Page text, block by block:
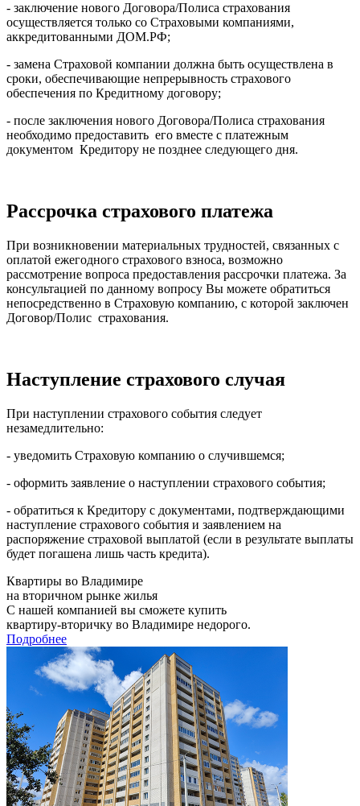
- заключение нового Договора/Полиса страхования
осуществляется только со Страховыми компаниями,
аккредитованными ДОМ.РФ;
- замена Страховой компании должна быть осуществлена в
сроки, обеспечивающие непрерывность страхового
обеспечения по Кредитному договору;
- после заключения нового Договора/Полиса страхования
необходимо предоставить его вместе с платежным
документом Кредитору не позднее следующего дня.
Рассрочка страхового платежа
При возникновении материальных трудностей, связанных с
оплатой ежегодного страхового взноса, возможно
рассмотрение вопроса предоставления рассрочки платежа. За
консультацией по данному вопросу Вы можете обратиться
непосредственно в Страховую компанию, с которой заключен
Договор/Полис страхования.
Наступление страхового случая
При наступлении страхового события следует
незамедлительно:
- уведомить Страховую компанию о случившемся;
- оформить заявление о наступлении страхового события;
- обратиться к Кредитору с документами, подтверждающими
наступление страхового события и заявлением на
распоряжение страховой выплатой (если в результате выплаты
будет погашена лишь часть кредита).
Квартиры во Владимире
на вторичном рынке жилья
С нашей компанией вы сможете купить
квартиру-вторичку во Владимире недорого.
Подробнее